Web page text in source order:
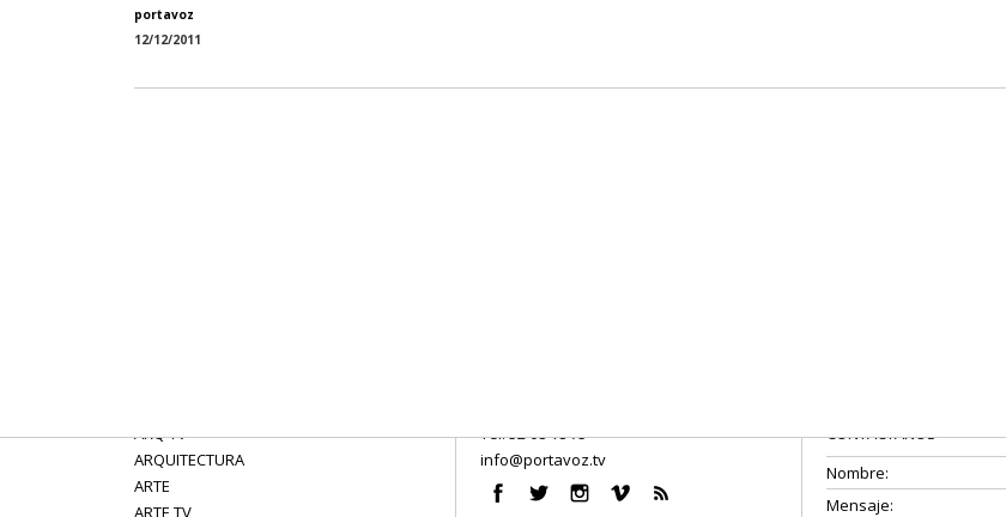
portavoz
12/12/2011
ARQ TV
ARQUITECTURA
ARTE
ARTE TV
Tel: 52 08 18 75
info@portavoz.tv
CONTÁCTANOS